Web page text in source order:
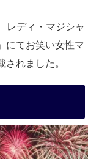
ディ・マジシャ
にてお笑い女性マ
れました。